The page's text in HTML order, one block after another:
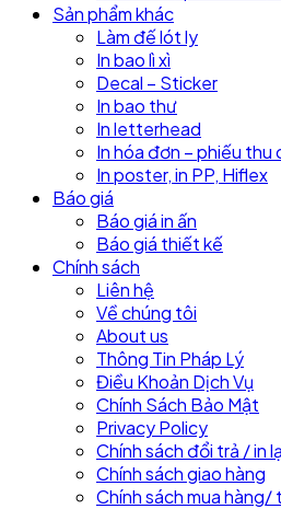
Sản phẩm khác
Làm đế lót ly
In bao lì xì
Decal – Sticker
In bao thư
In letterhead
In hóa đơn – phiếu thu
In poster, in PP, Hiflex
Báo giá
Báo giá in ấn
Báo giá thiết kế
Chính sách
Liên hệ
Về chúng tôi
About us
Thông Tin Pháp Lý
Điều Khoản Dịch Vụ
Chính Sách Bảo Mật
Privacy Policy
Chính sách đổi trả / in
Chính sách giao hàng
Chính sách mua hàng/